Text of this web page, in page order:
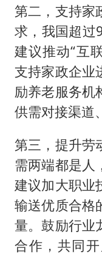
第二，支持家
求，我国超过
建议推动“互
支持家政企业
励养老服务机
供需对接渠道
第三，提升劳
需两端都是人
建议加大职业
输送优质合格
量。鼓励行业
合作，共同